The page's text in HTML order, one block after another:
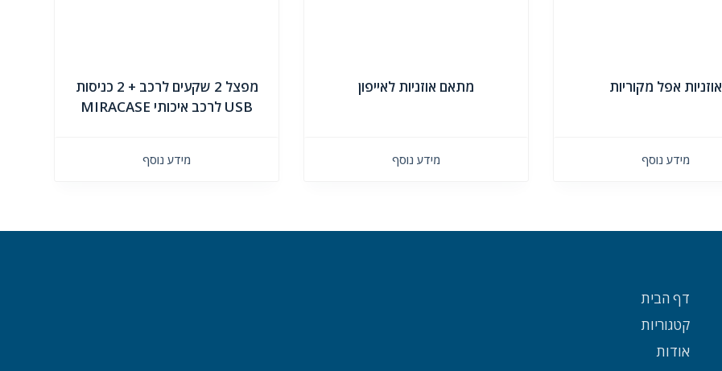
אוזניות אפל מקוריות
מידע נוסף
מתאם אוזניות לאייפון
מידע נוסף
מפצל 2 שקעים לרכב + 2 כניסות
USB לרכב איכותי MIRACASE
מידע נוסף
דף הבית
קטגוריות
אודות